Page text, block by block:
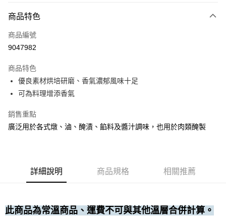
運送方式
• 付款後全家取貨
• 付款後7-11取貨
每筆NT$60，滿NT$699(含以上)免運費
每筆NT$250
商品特色
商品編號
9047982
商品特色
優良素材烘培研磨、香氣濃郁風味十足
可為料理增添香氣
銷售重點
廣泛用於各式燉、滷、醃漬、餡料及醬汁調味，也用於肉類醃製
詳細說明 商品規格 相關推薦
此商品為常溫商品、運費不可與其他溫層合併計算。